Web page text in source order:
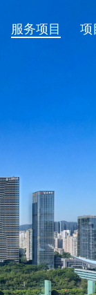
服务项目 项